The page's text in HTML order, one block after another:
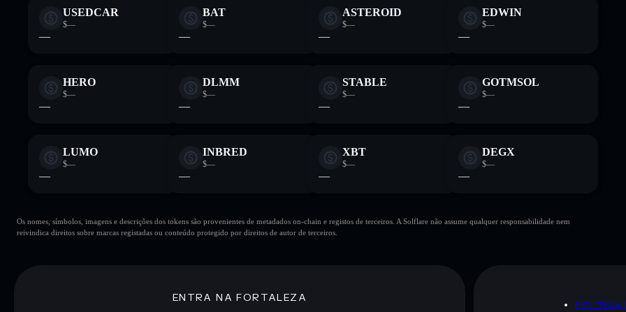
USEDCAR
$—
—
BAT
$—
—
ASTEROID
$—
—
EDWIN
$—
—
HERO
$—
—
DLMM
$—
—
STABLE
$—
—
GOTMSOL
$—
—
LUMO
$—
—
INBRED
$—
—
XBT
$—
—
DEGX
$—
—
Os nomes, símbolos, imagens e descrições dos tokens são provenientes de metadados on-chain e registos de terceiros. A Solflare não assume qualquer responsabilidade nem
reivindica direitos sobre marcas registadas ou conteúdo protegido por direitos de autor de terceiros.
ENTRA NA FORTALEZA
POLÍTICA